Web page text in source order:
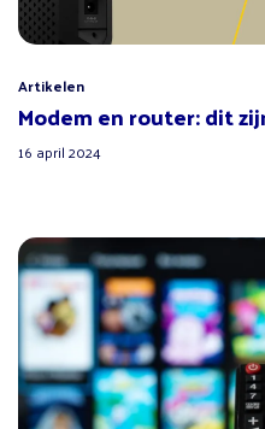
Artikelen
Modem en router: dit
16 april 2024